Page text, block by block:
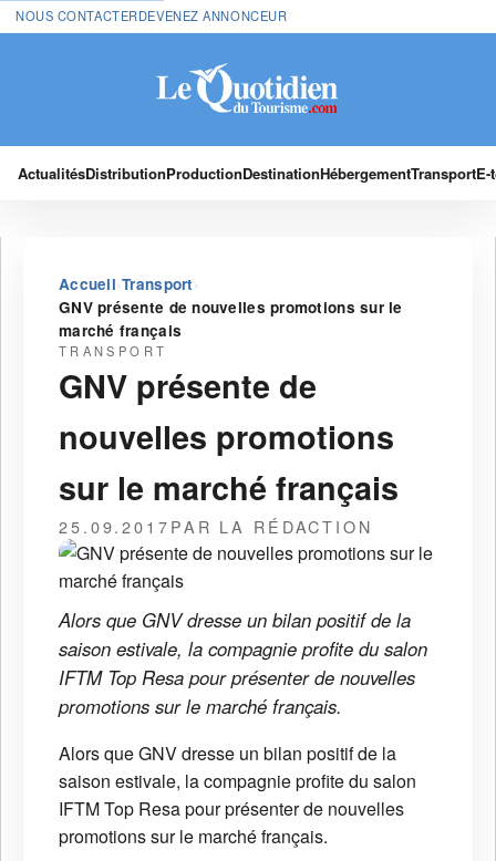
NOUS CONTACTERDEVENEZ ANNONCEUR
ActualitésDistributionProductionDestinationHébergementTransport
Accueil›Transport ›
GNV présente de nouvelles promotions sur le
marché français
TRANSPORT
GNV présente de
nouvelles promotions
sur le marché français
25.09.2017PAR LA RÉDACTION
Alors que GNV dresse un bilan positif de la
saison estivale, la compagnie profite du salon
IFTM Top Resa pour présenter de nouvelles
promotions sur le marché français.
Alors que GNV dresse un bilan positif de la
saison estivale, la compagnie profite du salon
IFTM Top Resa pour présenter de nouvelles
promotions sur le marché français.